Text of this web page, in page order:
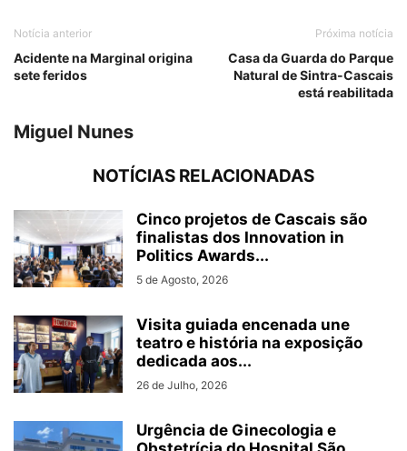
Notícia anterior
Acidente na Marginal origina
sete feridos
Próxima notícia
Casa da Guarda do Parque
Natural de Sintra-Cascais
está reabilitada
Miguel Nunes
NOTÍCIAS RELACIONADAS
Cinco projetos de Cascais são
finalistas dos Innovation in
Politics Awards...
5 de Agosto, 2026
Visita guiada encenada une
teatro e história na exposição
dedicada aos...
26 de Julho, 2026
Urgência de Ginecologia e